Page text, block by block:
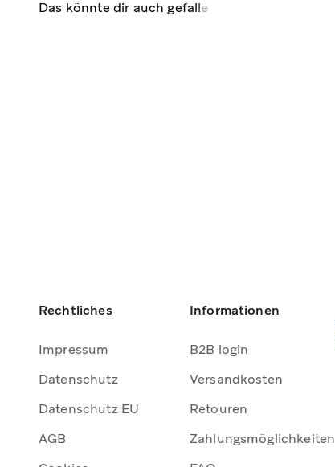
Rechtliches
Impressum
Datenschutz
Datenschutz EU
AGB
Informationen
B2B login
Versandkosten
Retouren
Zahlungsmöglichkeiten